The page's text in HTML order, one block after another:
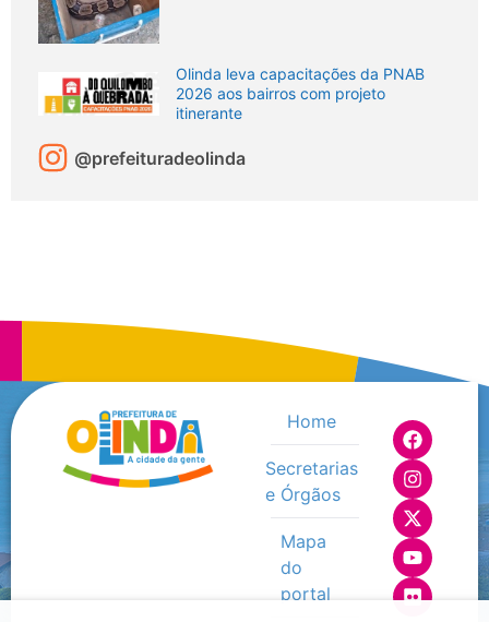
Olinda leva capacitações da PNAB
2026 aos bairros com projeto
itinerante
@prefeituradeolinda
Home
Secretarias
e Órgãos
Mapa
do
portal